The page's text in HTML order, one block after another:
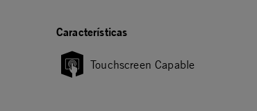
Características
Touchscreen Capable